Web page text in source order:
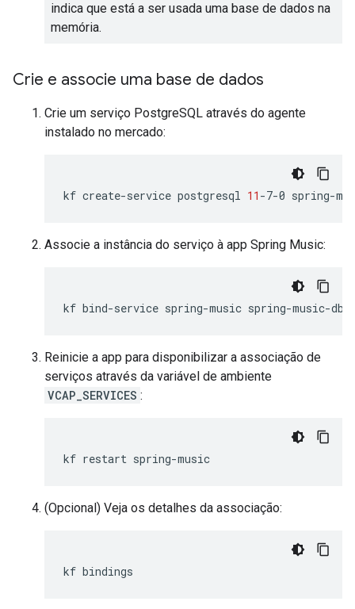
indica que está a ser usada uma base de dados na
memória.
Crie e associe uma base de dados
Crie um serviço PostgreSQL através do agente
instalado no mercado:
kf create-service postgresql 11 -7-0 spring-
Associe a instância do serviço à app Spring Music:
kf bind-service spring-music spring-music-db
Reinicie a app para disponibilizar a associação de
serviços através da variável de ambiente
VCAP_SERVICES :
kf restart
(Opcional) Veja os detalhes da associação:
kf